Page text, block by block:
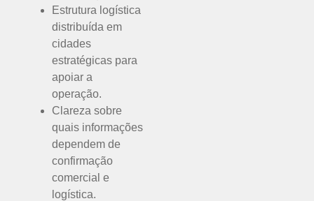
Estrutura logística
distribuída em
cidades
estratégicas para
apoiar a
operação.
Clareza sobre
quais informações
dependem de
confirmação
comercial e
logística.